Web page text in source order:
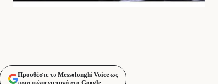
Προσθέστε το Messolonghi Voice ως
προτιμώμενη πηγή στο Google